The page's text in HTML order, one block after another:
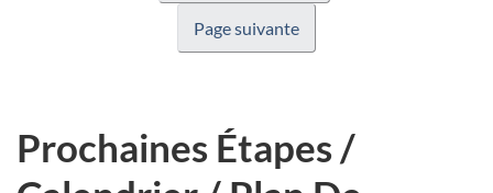
Page suivante
Prochaines Étapes /